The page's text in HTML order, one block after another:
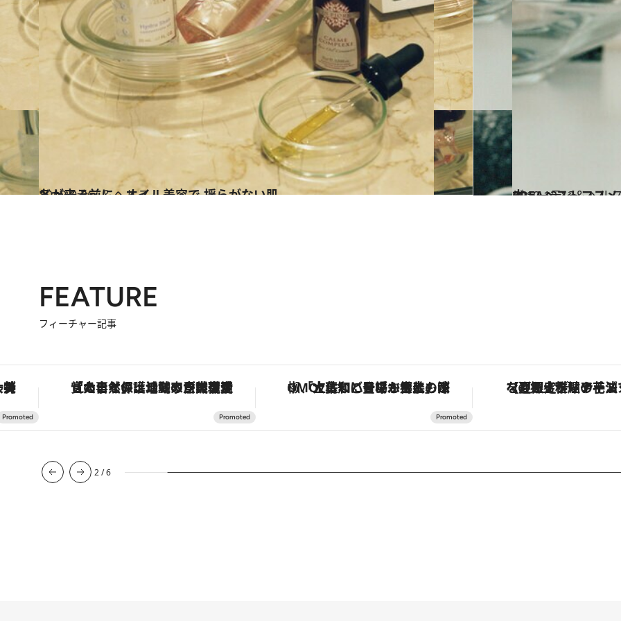
2019.9.26
冬が来る前に、オイル美容で 揺らがない肌
ビューティ＆ヘルス 2019.12.13
CREAベストコスメ 2019ランキング 肌がすぐ変わる！ 頼れる美容液5本
ビューティ＆ヘル
FEATURE
フィーチャー記事
「大事なのは地域の意識を変えること」。ロレックス賞受賞の自然保護活動家が実現させたナイジェリアの自然環境の復活 「土佐和ハーブかき氷」がOMO7高知に登場！生姜、山椒、大葉など目にも舌にも涼を呼ぶ郷土の味 【夏限定ディナーコース】旬を迎える稚鮎や花ズッキーニなどをイタリア・トスカーナの郷土料理の手法で満喫！ 「星のや富士」で
3/6